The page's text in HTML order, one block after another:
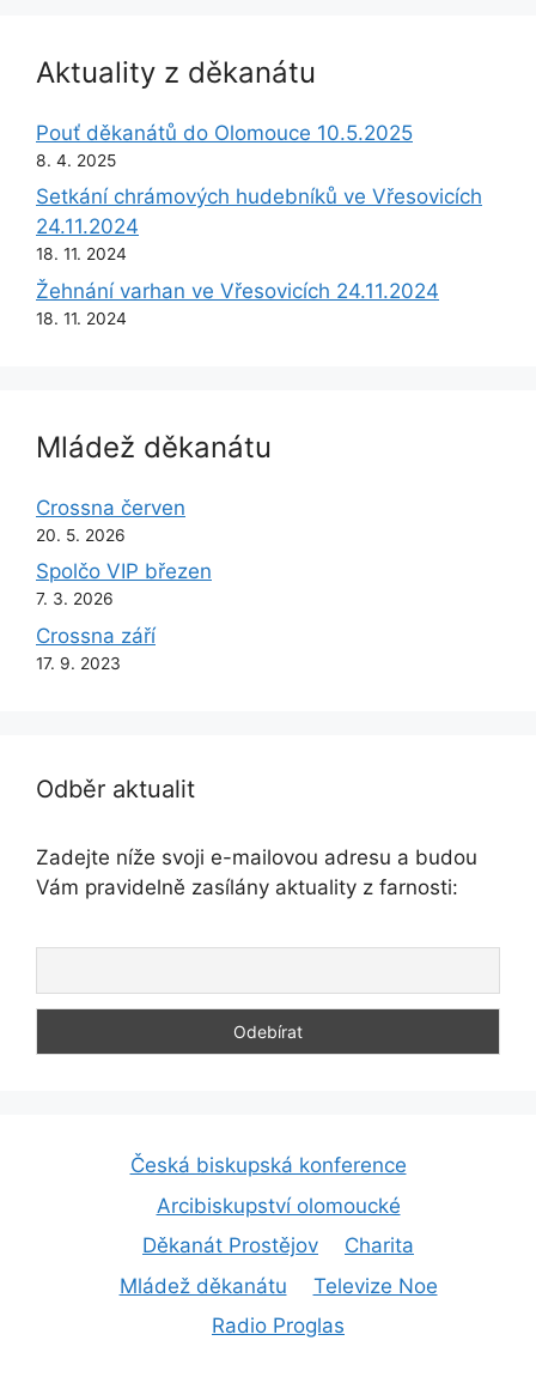
Aktuality z děkanátu
Pouť děkanátů do Olomouce 10.5.2025
8. 4. 2025
Setkání chrámových hudebníků ve Vřesovicích
24.11.2024
18. 11. 2024
Žehnání varhan ve Vřesovicích 24.11.2024
18. 11. 2024
Mládež děkanátu
Crossna červen
20. 5. 2026
Spolčo VIP březen
7. 3. 2026
Crossna září
17. 9. 2023
Odběr aktualit
Zadejte níže svoji e-mailovou adresu a budou
Vám pravidelně zasílány aktuality z farnosti:
Česká biskupská konference
Arcibiskupství olomoucké
Děkanát Prostějov
Charita
Mládež děkanátu
Televize Noe
Radio Proglas